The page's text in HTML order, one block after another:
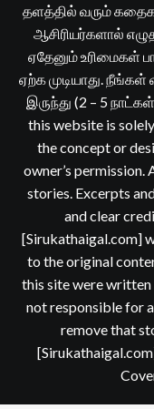
தளத்தில் வரும்
ஆசிரியர்களால்
ஏதேனும் உரிமைகள்
ஏற்க முடியாது.
இருந்து (2 – 5
this website is
the concept or
owner’s
stories. Excerpts
and clear
[Sirukathaigal.com]
to the original
this site were written
not responsible for
remove that